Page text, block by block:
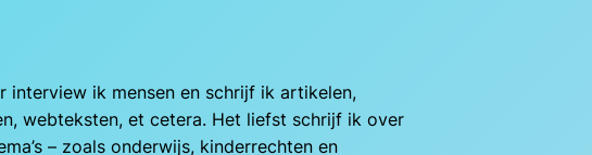
interview ik mensen en schrijf ik artikelen,
webteksten, et cetera. Het liefst schrijf ik over
– zoals onderwijs, kinderrechten en